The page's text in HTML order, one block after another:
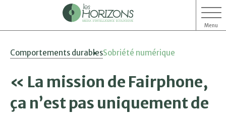
Menu
Comportements durablesSobriété numérique
« La mission de Fairphone,
ça n’est pas uniquement de